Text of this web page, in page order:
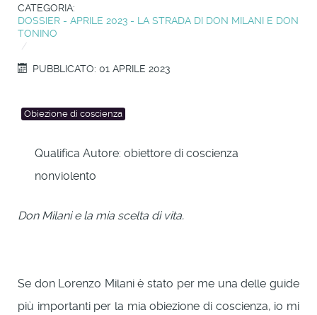
CATEGORIA:
DOSSIER - APRILE 2023 - LA STRADA DI DON MILANI E DON
TONINO
PUBBLICATO: 01 APRILE 2023
Obiezione di coscienza
Qualifica Autore: obiettore di coscienza
nonviolento
Don Milani e la mia scelta di vita.
Se don Lorenzo Milani è stato per me una delle guide
più importanti per la mia obiezione di coscienza, io mi